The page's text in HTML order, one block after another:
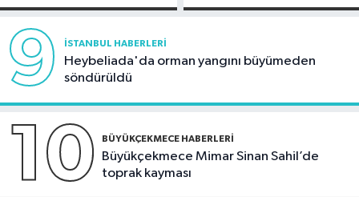
görüntülendi
9 İSTANBUL HABERLERI
Heybeliada'da orman yangını büyümeden
söndürüldü
10 BÜYÜKÇEKMECE HABERLERI
Büyükçekmece Mimar Sinan Sahil’de
toprak kayması